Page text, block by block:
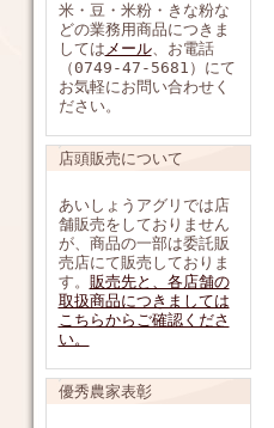
米・豆・米粉・きな粉な
どの業務用商品につきま
しては メール、お電話
（0749-47-5681）にて
お気軽にお問い合わせく
ださい。
店頭販売について
あいしょうアグリでは店
舗販売をしておりません
が、商品の一部は委託販
売店にて販売しておりま
す。 販売先と、各店舗の
取扱商品につきましては
こちらからご確認くださ
い。
優秀農家表彰